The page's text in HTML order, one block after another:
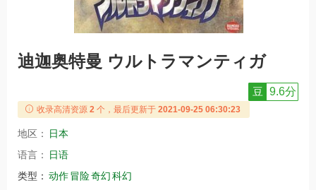
迪迦奥特曼 ウルトラマンティガ
豆 9.6分
收录高清资源 2 个，最后更新于 2021-09-25 06:30:23
地区：
日本
语言：
日语
类型： 动作冒险奇幻科幻